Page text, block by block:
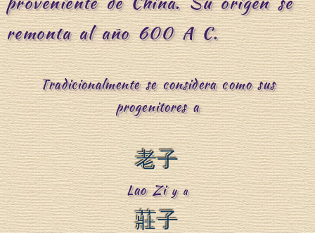
o
”
n
g
remonta al año 600 A C.
Tradicionalmente se considera como sus
progenitores a
老子
Lao Ziy a
莊子